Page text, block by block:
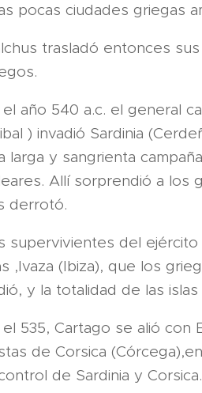
pocas ciudades griegas
trasladó entonces
el año 540 a.c. el general
) invadió Sardinia
larga y sangrienta
Allí sorprendió a los
derrotó.
supervivientes del
,Ivaza (Ibiza), que los
y la totalidad de las
el 535, Cartago se alió
de Corsica
de Sardinia y Corsica.